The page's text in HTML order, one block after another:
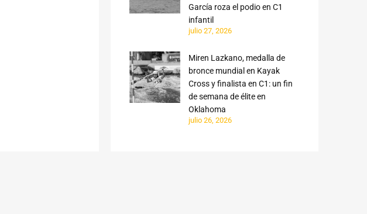
García roza el podio en C1
infantil
julio 27, 2026
Miren Lazkano, medalla de
bronce mundial en Kayak
Cross y finalista en C1: un fin
de semana de élite en
Oklahoma
julio 26, 2026